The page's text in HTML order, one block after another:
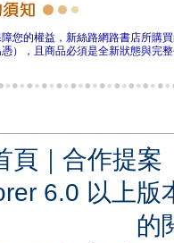
您的權益，新絲路網路書店所購
），且商品必須是全新狀態與完
頁 ｜ 合作提案
6.0 以上
的